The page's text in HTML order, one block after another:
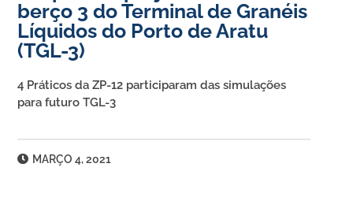
berço 3 do Terminal de Granéis
Líquidos do Porto de Aratu
(TGL-3)
4 Práticos da ZP-12 participaram das simulações
para futuro TGL-3
MARÇO 4, 2021